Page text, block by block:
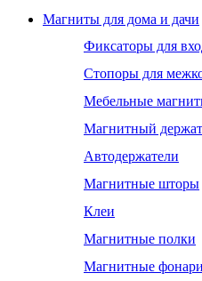
Магниты для дома и дачи
Фиксаторы для
Стопоры для
Мебельные
Магнитный
Автодержатели
Магнитные шторы
Клеи
Магнитные полки
Магнитные фонари